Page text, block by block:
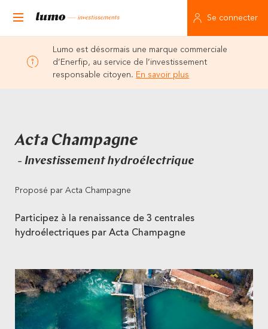
Se connecter
Lumo est désormais une marque commerciale
d’Enerfip, au service de l’investissement
responsable citoyen. En savoir plus
Acta Champagne
- Investissement hydroélectrique
Proposé par Acta Champagne
Participez à la renaissance de 3 centrales
hydroélectriques par Acta Champagne